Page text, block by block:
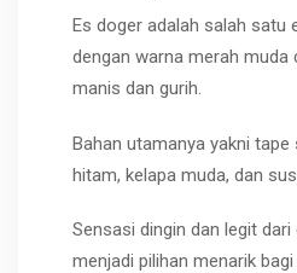
Es doger adalah salah satu
dengan warna merah muda
manis dan gurih.
Bahan utamanya yakni tape
hitam, kelapa muda, dan
Sensasi dingin dan legit
menjadi pilihan menarik